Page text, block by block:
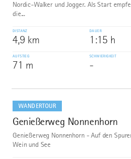
Nordic-Walker und Jogger. Als Start
die...
DISTANZ
4,9 km
DAUER
1:15 h
AUFSTIEG
71 m
SCHWIERIGKEIT
-
WANDERTOUR
10
Genießerweg Nonnenhorn
Genießerweg Nonnenhorn - Auf den
Wein und See
dazu